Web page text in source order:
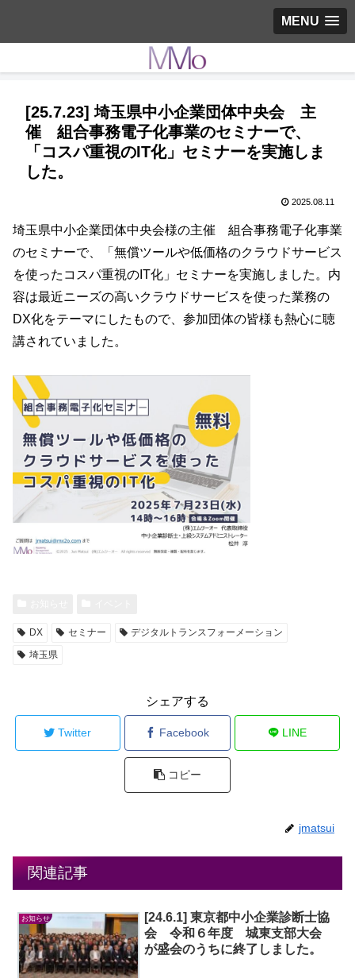
MENU
[25.7.23] 埼玉県中小企業団体中央会 主
催 組合事務電子化事業のセミナーで、
「コスパ重視のIT化」セミナーを実施しま
した。
2025.08.11
埼玉県中小企業団体中央会様の主催 組合事務電子化事業
のセミナーで、「無償ツールや低価格のクラウドサービス
を使ったコスパ重視のIT化」セミナーを実施しました。内
容は最近ニーズの高いクラウドサービスを使った業務の
DX化をテーマにしたもので、参加団体の皆様も熱心に聴
講されていました。
DX セミナー
デジタルトランスフォーメーション
埼玉県
シェアする
Twitter Facebook LINE
コピー
jmatsui
関連記事
お知らせ
[24.6.1] 東京都中小企業診断士協
会 令和６年度 城東支部大会
が盛会のうちに終了しました。